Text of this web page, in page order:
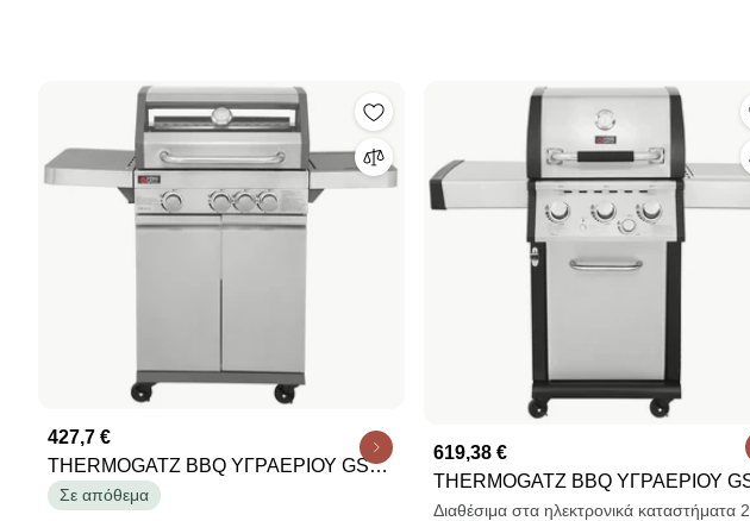
427,7 €
THERMOGATZ BBQ ΥΓΡΑΕΡΙΟΥ GS
GRILL VIEW 3+1 ΙΝΟΧ - 11,5kW
Σε απόθεμα
619,38 €
THERMOGATZ BBQ ΥΓΡΑΕΡΙΟΥ GS
GRILL SUPERIOR 3+1 ΙΝΟΧ - 14kW
Διαθέσιμα στα ηλεκτρονικά καταστήματα 2